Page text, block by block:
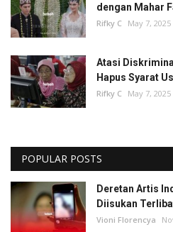
dengan Mahar
Rifky C May 7, 2025
Atasi
Hapus Syarat
Rifky C May 7, 2025
POPULAR POSTS
Deretan Artis
Diisukan
Vioni Florencya